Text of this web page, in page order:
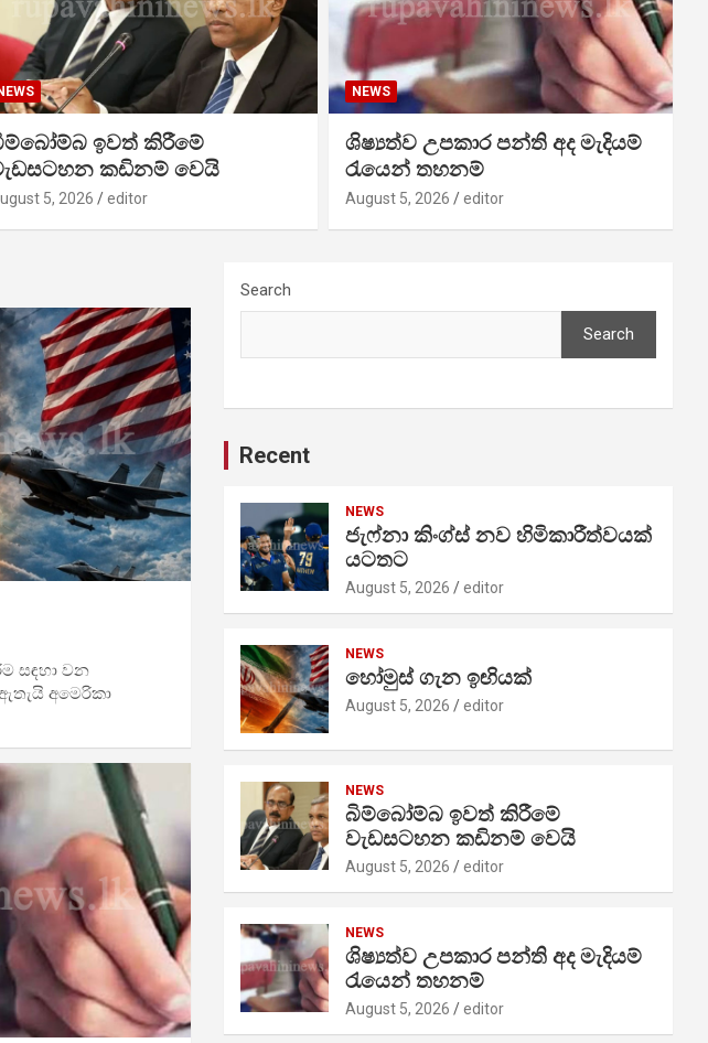
ඉවත් කිරීමේ
කඩිනම් වෙයි
5, 2026 editor
NEWS
ශිෂ්‍යත්ව උපකාර පන්ති අද මැදියම්
රැයෙන් තහනම්
August 5, 2026 editor
සඳහා වන
අමෙරිකා
Search
Search
Recent
NEWS
ජැෆ්නා කිංග්ස් නව හිමිකාරීත්වයක්
යටතට
August 5, 2026 editor
NEWS
හෝමුස් ගැන ඉඟියක්
August 5, 2026 editor
NEWS
බිම්බෝම්බ ඉවත් කිරීමේ
වැඩසටහන කඩිනම් වෙයි
August 5, 2026 editor
NEWS
ශිෂ්‍යත්ව උපකාර පන්ති අද මැදියම්
රැයෙන් තහනම්
August 5, 2026 editor